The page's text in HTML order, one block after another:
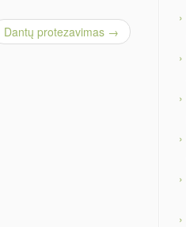
Dantų protezavimas →